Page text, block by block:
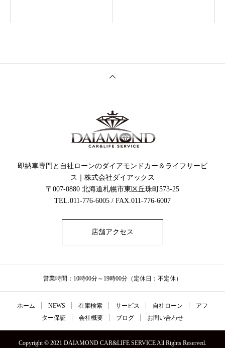
即納車専門と自社ローンのダイアモンドカー＆ライフサービ
ス｜株式会社ダイアックス
〒007-0880 北海道札幌市東区丘珠町573-25
TEL.011-776-6005 / FAX.011-776-6007
店舗アクセス
営業時間：10時00分～19時00分（定休日：不定休）
ホーム NEWS 在庫検索 サービス 自社ローン
アフ
ター保証
会社概要 ブログ お問い合わせ
Copyright © 2021 DAIAMOND CAR&LIFE SERVICE All Rights Reserved.